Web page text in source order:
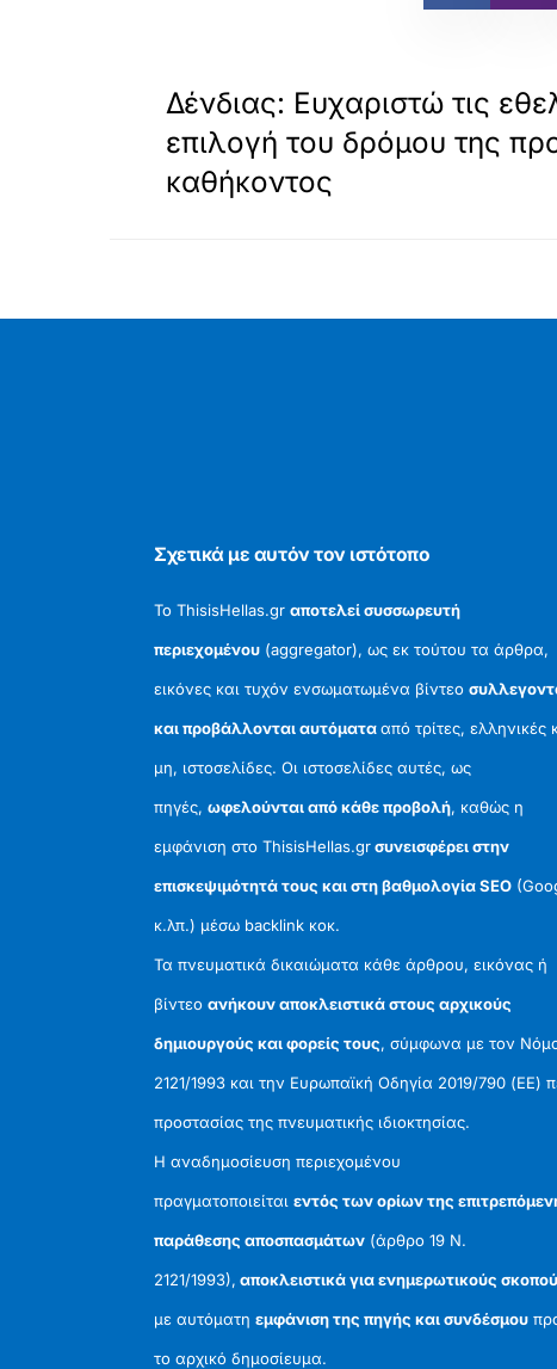
Δένδιας: Ευχαριστώ τις
επιλογή του δρόμου της
καθήκοντος
Σχετικά με αυτόν τον ιστότοπο
Το ThisisHellas.grαποτελεί συσσωρευτή
περιεχομένου (aggregator), ως εκ τούτου τα άρθρα,
εικόνες και τυχόν ενσωματωμένα βίντεο
και προβάλλονται αυτόματααπό τρίτες, ελληνικές
μη, ιστοσελίδες. Οι ιστοσελίδες αυτές, ως
πηγές,ωφελούνται από κάθε προβολή, καθώς η
εμφάνιση στο ThisisHellas.grσυνεισφέρει στην
επισκεψιμότητά τους και στη βαθμολογία SEO
κ.λπ.) μέσω backlink κοκ.
Τα πνευματικά δικαιώματα κάθε άρθρου, εικόνας ή
βίντεοανήκουν αποκλειστικά στους αρχικούς
δημιουργούς και φορείς τους, σύμφωνα με τον
2121/1993 και την Ευρωπαϊκή Οδηγία 2019/790 (ΕΕ)
προστασίας της πνευματικής ιδιοκτησίας.
Η αναδημοσίευση περιεχομένου
πραγματοποιείταιεντός των ορίων της
παράθεσης αποσπασμάτων (άρθρο 19 Ν.
2121/1993), αποκλειστικά για ενημερωτικούς
με αυτόματηεμφάνιση της πηγής και συνδέσμου
το αρχικό δημοσίευμα.